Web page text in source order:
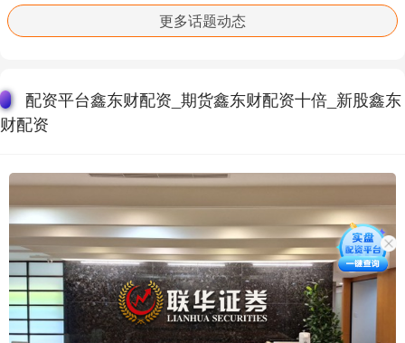
更多话题动态
配资平台鑫东财配资_期货鑫东财配资十倍_新股鑫东
财配资